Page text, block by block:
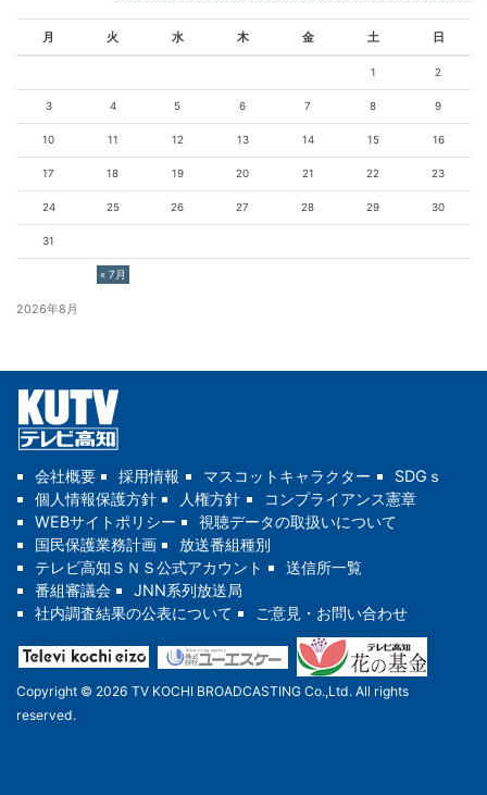
2026年8月
月 火 水 木 金 土 日
« 7月
1 2
3 4 5 6 7 8 9
10 11 12 13 14 15 16
17 18 19 20 21 22 23
24 25 26 27 28 29 30
31
会社概要 採用情報 マスコットキャラクター
SDGｓ
個人情報保護方針
人権方針
コンプライアンス憲章
WEBサイトポリシー
視聴データの取扱いについて
国民保護業務計画
放送番組種別
テレビ高知ＳＮＳ公式アカウント
送信所一覧
番組審議会
JNN系列放送局
社内調査結果の公表について
ご意見・お問い合わせ
Copyright © 2026 TV KOCHI BROADCASTING Co.,Ltd. All rights
reserved.